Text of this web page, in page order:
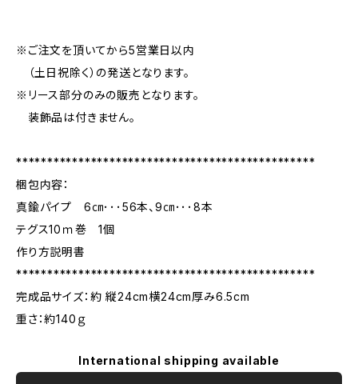
※ご注文を頂いてから5営業日以内
（土日祝除く）の発送となります。
※リース部分のみの販売となります。
装飾品は付きません。
************************************************
梱包内容：
真鍮パイプ 6㎝･･･56本、9㎝･･･8本
テグス10ｍ巻 1個
作り方説明書
************************************************
完成品サイズ：約 縦24cm横24cm厚み6.5cm
重さ：約140ｇ
International shipping available